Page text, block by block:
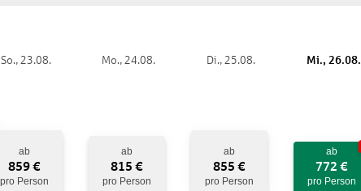
Nordic Walking, Aqua-Fit
Fitness:
mit Kunstrasen, Beachvolleyball
Jandia Golf (ca. 5 km entf.)
So., 23.08.
ab
859€
pro Person
Mo., 24.08.
ab
815 €
pro Person
Di., 25.08.
ab
855 €
pro Person
Mi., 26.08.
ab
772 €
pro Person